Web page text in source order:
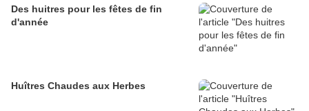
Des huitres pour les fêtes de fin
d'année
Huîtres Chaudes aux Herbes